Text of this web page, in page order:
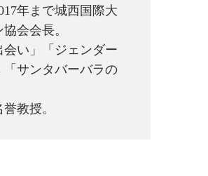
年まで城西国際大
会会長。
い」「ジェンダー
サンタバーバラの
教授。